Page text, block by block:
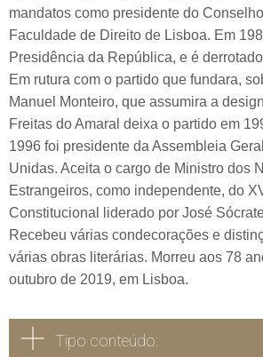
mandatos como presidente do
Faculdade de Direito de Lisboa. Em
Presidência da República, e é
Em rutura com o partido que fundara,
Manuel Monteiro, que assumira a
Freitas do Amaral deixa o partido em
1996 foi presidente da Assembleia
Unidas. Aceita o cargo de Ministro dos
Estrangeiros, como independente, do
Constitucional liderado por José
Recebeu várias condecorações e
várias obras literárias. Morreu aos 78
outubro de 2019, em Lisboa.
Tipo conteúdo: